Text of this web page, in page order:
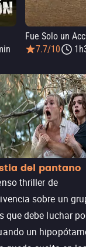
Fue Solo un
7.7/10
del pantano
thriller de
sobre un
que debe luchar
un